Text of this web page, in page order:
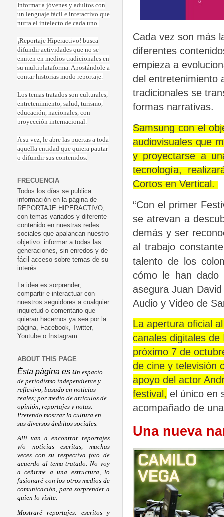
Cada vez son más
diferentes
empieza a
del entretenimiento
tradicionales se
formas narrativas.
Samsung con el
audiovisuales que
y proyectarse a
tecnología,
Cortos en Vertical.
“Con el primer
se atrevan a
demás y ser
al trabajo
talento de los
cómo le han
asegura Juan
Audio y Video de
La apertura oficial
canales digitales
próximo 7 de
de cine y televisión
apoyo del actor
festival, el único en
acompañado de
Una nueva
Informar a jóvenes y adultos con
un lenguaje fácil e interactivo que
nutra el intelecto de cada uno.
¡Reportaje Hiperactivo! busca
difundir actividades que no se
emiten en medios tradicionales en
su multiplataforma. Apostándole a
contar historias modo reportaje.
Los temas tratados son culturales,
entretenimiento, salud, turismo,
educación, nacionales, con
proyección internacional.
A su vez, le abre las puertas a toda
aquella entidad que quiera pautar
o difundir sus contenidos.
FRECUENCIA
Todos los días se publica
información en la página de
REPORTAJE HIPERACTIVO,
con temas variados y diferente
contenido en nuestras redes
sociales que apalancan nuestro
objetivo: informar a todas las
generaciones, sin enredos y de
fácil acceso sobre temas de su
interés.
La idea es sorprender,
compartir e interactuar con
nuestros seguidores a cualquier
inquietud o comentario que
quieran hacernos ya sea por la
página, Facebook, Twitter,
Youtube o Instagram.
ABOUT THIS PAGE
Ésta página es un espacio
de periodismo independiente y
reflexivo, basado en noticias
reales; por medio de artículos de
opinión, reportajes y notas.
Pretendo mostrar la cultura en
sus diversos ámbitos sociales.
Allí van a encontrar reportajes
y/o noticias escritas, muchas
veces con su respectiva foto de
acuerdo al tema tratado. No voy
a ceñirme a una estructura, lo
fusionaré con los otros medios de
comunicación, para sorprender a
quien lo visite.
Mostraré reportajes: escritos y